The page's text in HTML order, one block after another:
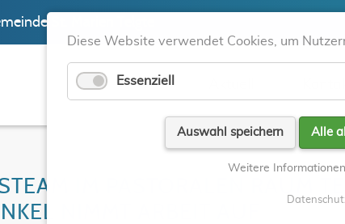
St. Marien Telgte
IM PASTORALEN RAUM
NIMMT ARBEIT AUF
Diese Website verwendet Cookies, um
Essenziell
Auswahl speichern Alle
Weitere